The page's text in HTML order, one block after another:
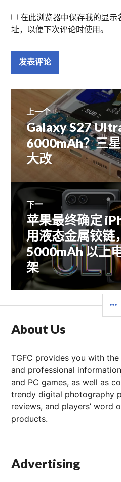
在此浏览器中保存我的显
址，以便下次评论时使用。
文
章
导
航
上一个
上
篇
文
章：
Galaxy S27
6000mAh？三
大改
下一
下
篇
文
章：
苹果最终确定
用液态金属铰链
5000mAh 以上
架
About Us
TGFC provides you with
and professional
and PC games, as well as
trendy digital photography
reviews, and players’ word
products.
Advertising